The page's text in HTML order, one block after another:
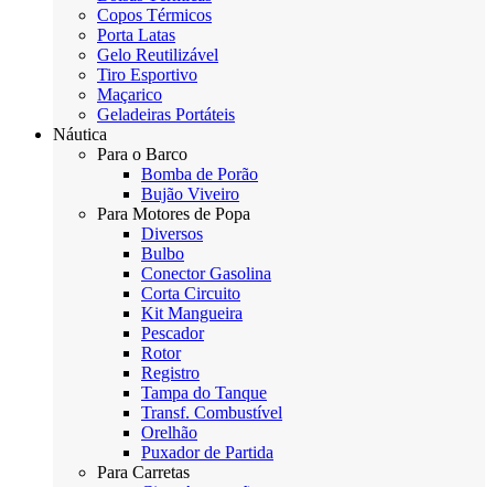
Copos Térmicos
Porta Latas
Gelo Reutilizável
Tiro Esportivo
Maçarico
Geladeiras Portáteis
Náutica
Para o Barco
Bomba de Porão
Bujão Viveiro
Para Motores de Popa
Diversos
Bulbo
Conector Gasolina
Corta Circuito
Kit Mangueira
Pescador
Rotor
Registro
Tampa do Tanque
Transf. Combustível
Orelhão
Puxador de Partida
Para Carretas